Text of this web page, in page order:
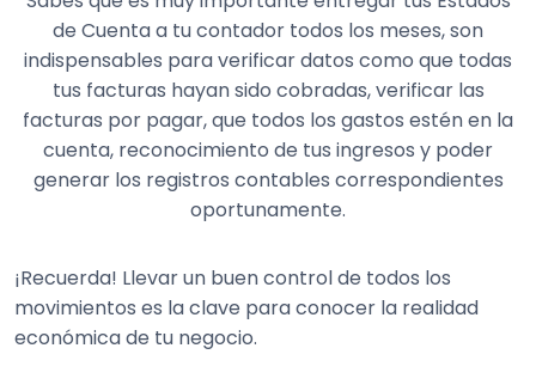
de Cuenta a tu contador todos los meses, son
indispensables para verificar datos como que todas
tus facturas hayan sido cobradas, verificar las
facturas por pagar, que todos los gastos estén en la
cuenta, reconocimiento de tus ingresos y poder
generar los registros contables correspondientes
oportunamente.
¡Recuerda! Llevar un buen control de todos los
movimientos es la clave para conocer la realidad
económica de tu negocio.